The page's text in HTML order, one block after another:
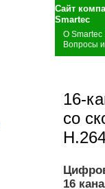
Сайт
О Smartec
Вопросы
16-
со
16